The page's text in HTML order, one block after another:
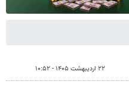
۲۲ اردیبهشت ۱۴۰۵ - ۱۰:۵۲